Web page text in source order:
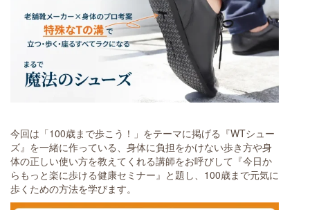
今回は「100歳まで歩こう！」をテーマに掲げる『WTシュー
ズ』を一緒に作っている、身体に負担をかけない歩き方や身
体の正しい使い方を教えてくれる講師をお呼びして『今日か
らもっと楽に歩ける健康セミナー』と題し、100歳まで元気に
歩くための方法を学びます。